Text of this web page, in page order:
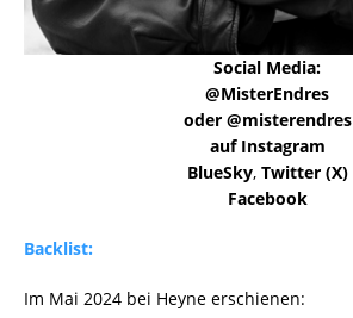
Social Media:
@MisterEndres
oder @misterendres
auf Instagram
BlueSky, Twitter (X)
Facebook
Backlist:
Im Mai 2024 bei Heyne erschienen: